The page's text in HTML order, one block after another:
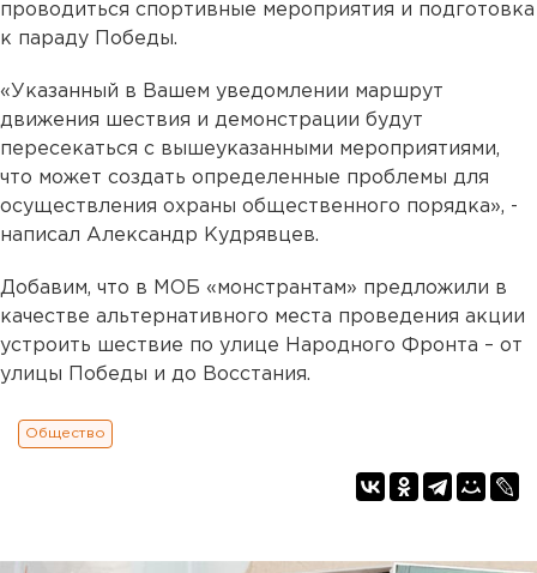
проводиться спортивные мероприятия и подготовка
к параду Победы.
«Указанный в Вашем уведомлении маршрут
движения шествия и демонстрации будут
пересекаться с вышеуказанными мероприятиями,
что может создать определенные проблемы для
осуществления охраны общественного порядка», -
написал Александр Кудрявцев.
Добавим, что в МОБ «монстрантам» предложили в
качестве альтернативного места проведения акции
устроить шествие по улице Народного Фронта – от
улицы Победы и до Восстания.
Общество